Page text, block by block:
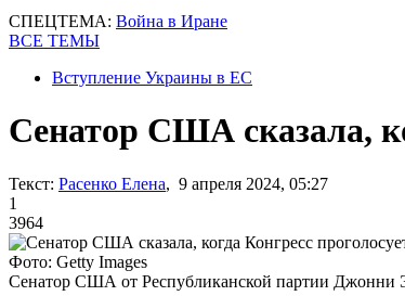
СПЕЦТЕМА: Война в Иране
ВСЕ ТЕМЫ
Вступление Украины в ЕС
Сенатор США сказала,
Текст: Расенко Елена, 9 апреля 2024, 05:27
1
3964
Фото: Getty Images
Сенатор США от Республиканской партии Джонни